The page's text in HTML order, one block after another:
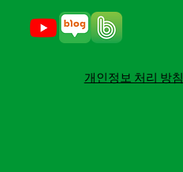
​개인정보 처리 방침